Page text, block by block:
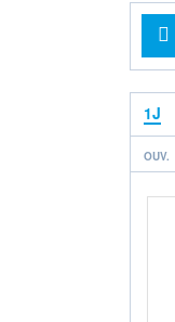
1J
OUV.